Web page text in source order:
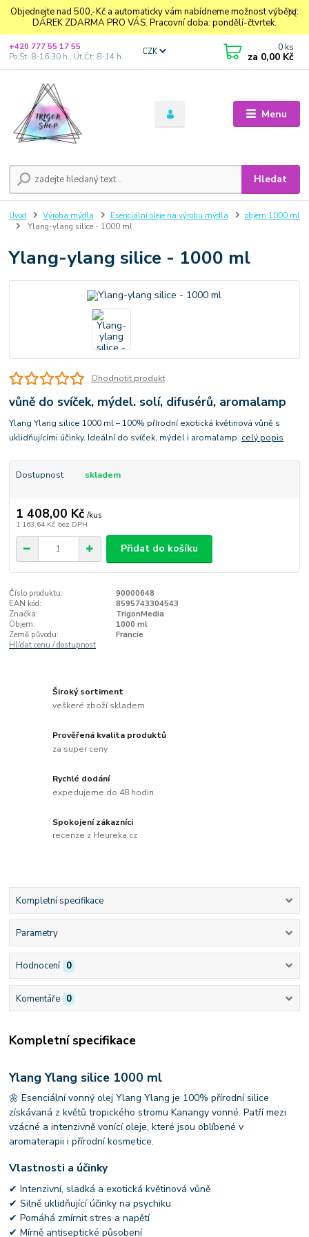
Objednejte nad 500,-Kč a automaticky vám nabídneme možnost výběru:
DÁREK ZDARMA PRO VÁS. Pracovní doba: pondělí-čtvrtek.
Menu
CZK
Hledat
+420 777 55 17 55
Po,St: 8-16.30 h., Út,Čt: 8-14 h.
0 ks
za 0,00 Kč
Úvod Výroba mýdla Esenciální oleje na výrobu mýdla
objem 1000 ml
Ylang-ylang silice - 1000 ml
Ylang-ylang silice - 1000 ml
Ohodnotit produkt
vůně do svíček, mýdel. solí, difusérů, aromalamp
Ylang Ylang silice 1000 ml – 100% přírodní exotická květinová vůně s
uklidňujícími účinky. Ideální do svíček, mýdel i aromalamp. celý popis
Dostupnost skladem
1 408,00 Kč /kus
1 163,64 Kč bez DPH
Přidat do košíku
Číslo produktu:
90000648
EAN kód:
8595743304543
Značka:
TrigonMedia
Objem:
1000 ml
Země původu:
Francie
Hlídat cenu / dostupnost
Široký sortiment
veškeré zboží skladem
Prověřená kvalita produktů
za super ceny
Rychlé dodání
expedujeme do 48 hodin
Spokojení zákazníci
recenze z Heureka.cz
Kompletní specifikace
Parametry
Hodnocení 0
Komentáře 0
Kompletní specifikace
Ylang Ylang silice 1000 ml
🌼 Esenciální vonný olej Ylang Ylang je 100% přírodní silice
získávaná z květů tropického stromu Kanangy vonné. Patří mezi
vzácné a intenzivně vonící oleje, které jsou oblíbené v
aromaterapii i přírodní kosmetice.
Vlastnosti a účinky
✔ Intenzivní, sladká a exotická květinová vůně
✔ Silně uklidňující účinky na psychiku
✔ Pomáhá zmírnit stres a napětí
✔ Mírně antiseptické působení